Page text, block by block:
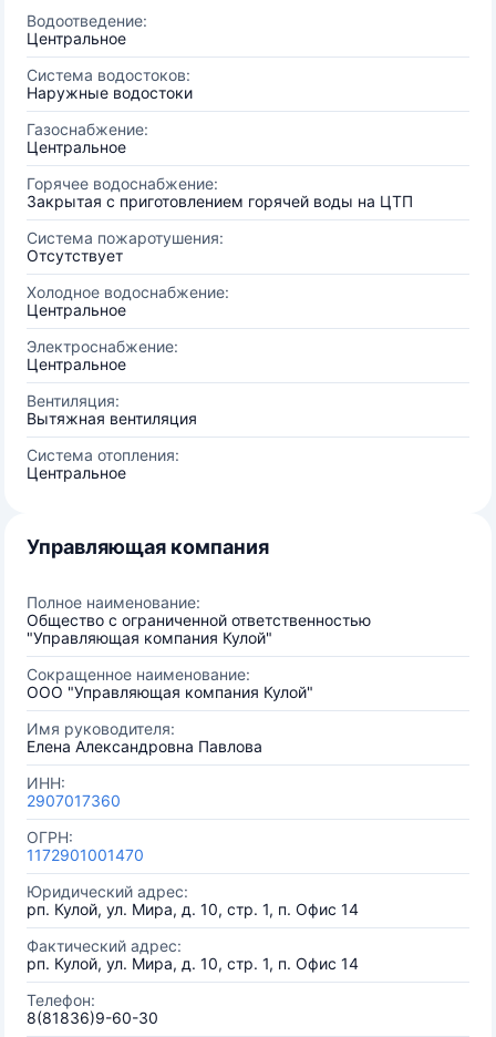
Водоотведение:
Центральное
Система водостоков:
Наружные водостоки
Газоснабжение:
Центральное
Горячее водоснабжение:
Закрытая с приготовлением горячей воды на ЦТП
Система пожаротушения:
Отсутствует
Холодное водоснабжение:
Центральное
Электроснабжение:
Центральное
Вентиляция:
Вытяжная вентиляция
Система отопления:
Центральное
Управляющая компания
Полное наименование:
Общество с ограниченной ответственностью
"Управляющая компания Кулой"
Сокращенное наименование:
ООО "Управляющая компания Кулой"
Имя руководителя:
Елена Александровна Павлова
ИНН:
2907017360
ОГРН:
1172901001470
Юридический адрес:
рп. Кулой, ул. Мира, д. 10, стр. 1, п. Офис 14
Фактический адрес:
рп. Кулой, ул. Мира, д. 10, стр. 1, п. Офис 14
Телефон:
8(81836)9-60-30